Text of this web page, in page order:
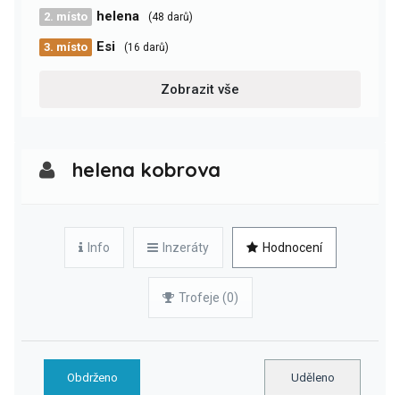
2. místo helena (48 darů)
3. místo Esi (16 darů)
Zobrazit vše
helena kobrova
Info Inzeráty Hodnocení
Trofeje (0)
Obdrženo Uděleno